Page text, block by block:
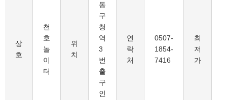
상
호
천
호
놀
이
터
위
치
동
구
청
역
3
번
출
구
인
연
락
처
0507-
1854-
7416
최
저
가